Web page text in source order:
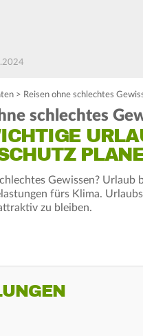
> Reisen ohne schlechtes
schlechtes
Gewissen?
fürs Klima.
zu bleiben.